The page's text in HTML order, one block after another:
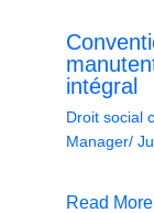
intégral
Droit social
Manager/
Read